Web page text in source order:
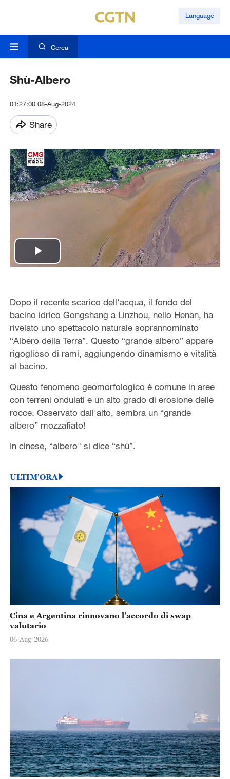
Language
Cerca
Shù-Albero
01:27:00 08-Aug-2024
Share
Play
Dopo il recente scarico dell'acqua, il fondo del
bacino idrico Gongshang a Linzhou, nello Henan, ha
rivelato uno spettacolo naturale soprannominato
“Albero della Terra”. Questo “grande albero” appare
rigoglioso di rami, aggiungendo dinamismo e vitalità
al bacino.
Questo fenomeno geomorfologico è comune in aree
con terreni ondulati e un alto grado di erosione delle
rocce. Osservato dall'alto, sembra un “grande
albero” mozzafiato!
In cinese, “albero" si dice “shù”.
ULTIM'ORA
Cina e Argentina rinnovano l'accordo di swap
valutario
06-Aug-2026